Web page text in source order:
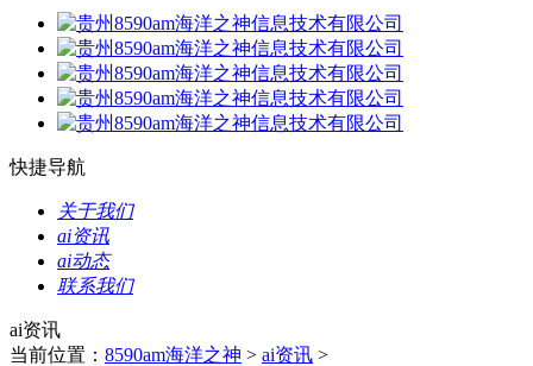
快捷导航
关于我们
ai资讯
ai动态
联系我们
ai资讯
当前位置： 8590am海洋之神 > ai资讯 >